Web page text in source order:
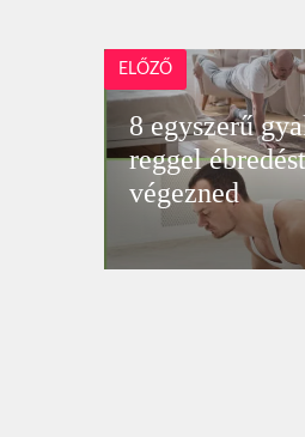
ELŐZŐ
8 egyszerű
reggel
végezned